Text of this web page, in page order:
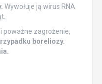
Wywołuje ją wirus RNA
poważne zagrożenie,
boreliozy.